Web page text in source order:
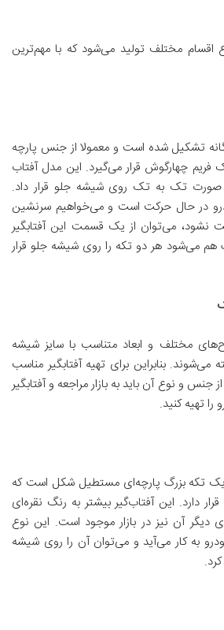
اقسام مختلف تولید می‌شود که با مهم‌ترین
از ۲ تکه جداگانه تشکیل شده است و معمولا از جنس پارچه
چهارگوش قرار می‌گیرد. این مدل آفتاب
صورت تک به تک روی شیشه جلو قرار داد.
در حال حرکت است و می‌خواهیم سرنشین
نشود، می‌توان از یک قسمت این آفتابگیر
هم می‌شود هر دو تکه را روی شیشه جلو قرار
مختلف و ابعاد متناسب با سایز شیشه
بنابراین برای تهیه آفتابگیر مناسب
و نوع آن باید به بازار مراجعه و آفتابگیر
تهیه کنید.
تکه بزرگ پارچه‌ای مستطیل شکل است که
دارد. این آفتاب‌گیر بیشتر به رنگ نقره‌ای
دیگر آن نیز در بازار موجود است. این نوع
به کار می‌آید و می‌توان آن را روی شیشه